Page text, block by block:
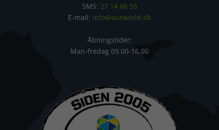
SMS: 27 14 06 55
E-mail: info@ourworld.dk
Åbningstider:
Man-fredag 09.00-16.00